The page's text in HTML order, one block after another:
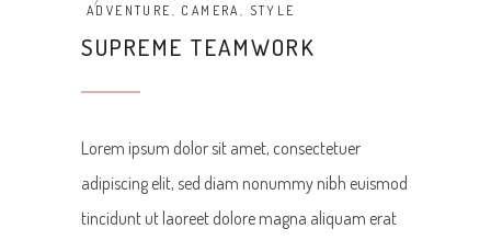
ADVENTURE
CAMERA STYLE
SUPREME TEAMWORK
Lorem ipsum dolor sit amet, consectetuer
adipiscing elit, sed diam nonummy nibh euismod
tincidunt ut laoreet dolore magna aliquam erat